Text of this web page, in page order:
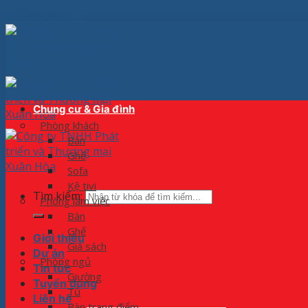
Tìm kiếm:
Giới thiệu
Dự án
Tin tức
Tuyển dụng
Liên hệ
Chung cư & Gia đình
Phòng khách
Bàn
Ghế
Sofa
Kệ tivi
Phòng làm việc
Bàn
Ghế
Giá sách
Phòng ngủ
Giường
Tủ